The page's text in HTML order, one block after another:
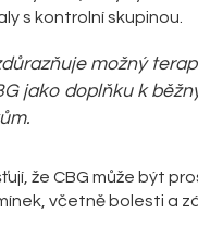
s kontrolní skupinou.
možný
jako doplňku k
že CBG může být
včetně bolesti a